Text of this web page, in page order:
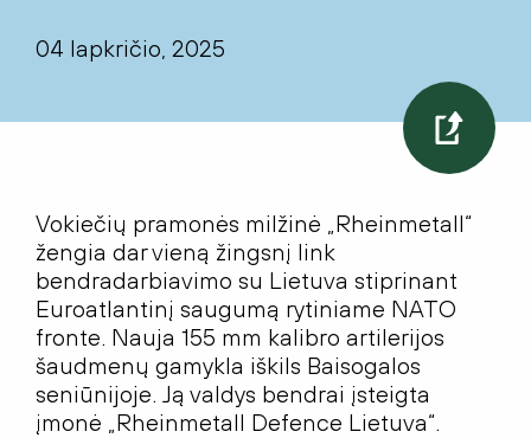
04 lapkričio, 2025
Vokiečių pramonės milžinė „Rheinmetall“
žengia dar vieną žingsnį link
bendradarbiavimo su Lietuva stiprinant
Euroatlantinį saugumą rytiniame NATO
fronte. Nauja 155 mm kalibro artilerijos
šaudmenų gamykla iškils Baisogalos
seniūnijoje. Ją valdys bendrai įsteigta
įmonė „Rheinmetall Defence Lietuva“.